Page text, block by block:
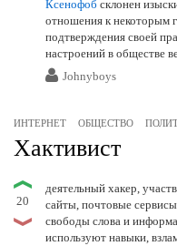
Ксенофоб склонен
отношения к некоторым
подтверждения своей
настроений в обществе
Johnyboys
ИНТЕРНЕТ ОБЩЕСТВО
Хактивист
20
деятельный хакер,
сайты, почтовые
свободы слова и
используют навыки,